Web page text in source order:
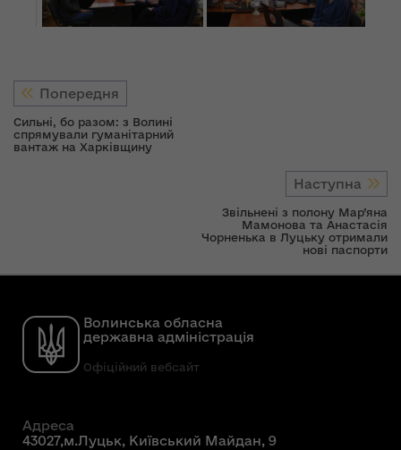
Попередня
Сильні, бо разом: з Волині
спрямували гуманітарний
вантаж на Харківщину
Наступна
Звільнені з полону Мар’яна
Мамонова та Анастасія
Чорненька в Луцьку отримали
нові паспорти
Волинська обласна
державна адміністрація
Офіційний вебсайт
Адреса
43027,м.Луцьк, Київський Майдан, 9